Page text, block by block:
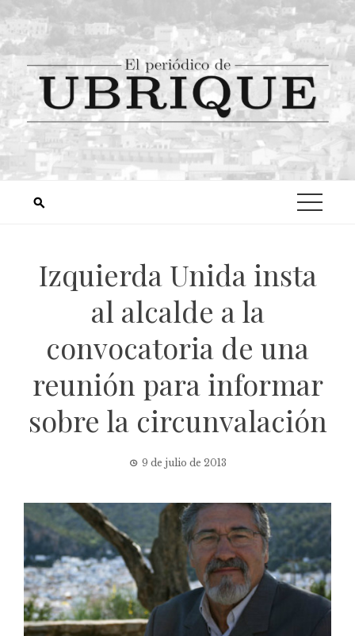
Izquierda Unida insta
al alcalde a la
convocatoria de una
reunión para informar
sobre la circunvalación
9 de julio de 2013